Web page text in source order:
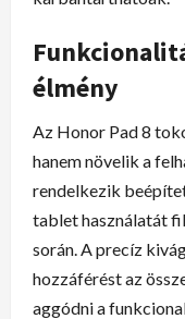
élmény
Az Honor Pad 8
hanem növelik a
rendelkezik
tablet használatát
során. A precíz
hozzáférést az
aggódni a